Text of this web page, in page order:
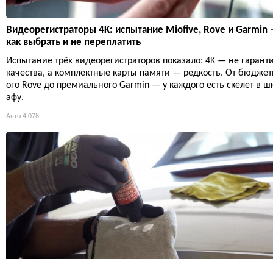
Видеорегистраторы 4K: испытание Miofive, Rove и Garmin
как выбрать и не переплатить
Испытание трёх видеорегистраторов показало: 4K — не
качества, а комплектные карты памяти — редкость. От
ого Rove до премиального Garmin — у каждого есть скелет в
афу.
Авто 4 078